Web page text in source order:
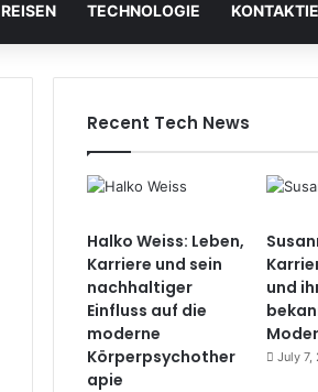
REISEN TECHNOLOGIE
Recent Tech News
Halko Weiss: Leben,
Karriere und sein
nachhaltiger
Einfluss auf die
moderne
Körperpsychother
apie
und
July 7,